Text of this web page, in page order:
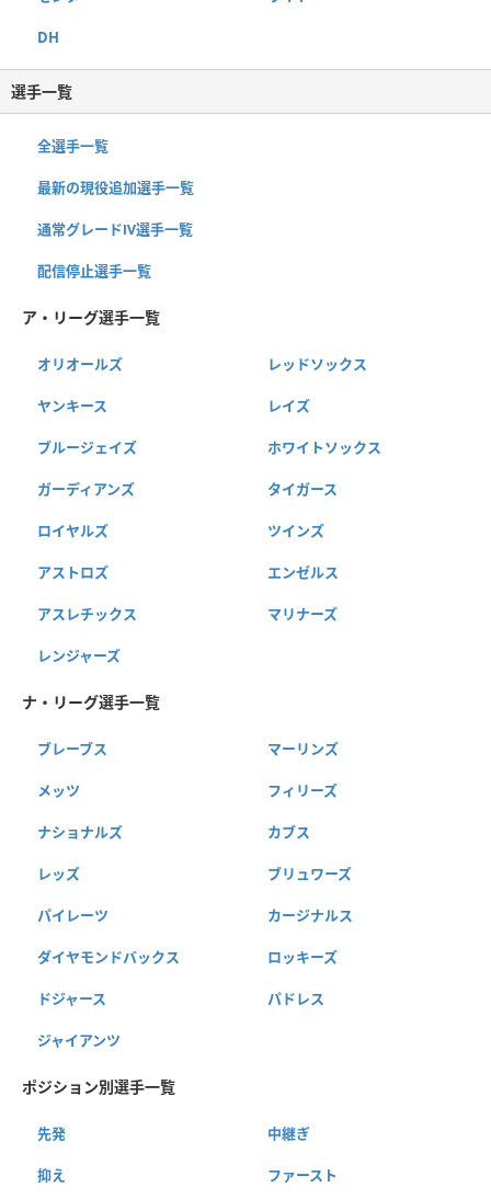
DH
選手一覧
全選手一覧
最新の現役追加選手一覧
通常グレードⅣ選手一覧
配信停止選手一覧
ア・リーグ選手一覧
オリオールズ レッドソックス
ヤンキース レイズ
ブルージェイズ ホワイトソックス
ガーディアンズ タイガース
ロイヤルズ ツインズ
アストロズ エンゼルス
アスレチックス マリナーズ
レンジャーズ
ナ・リーグ選手一覧
ブレーブス マーリンズ
メッツ フィリーズ
ナショナルズ カブス
レッズ ブリュワーズ
パイレーツ カージナルス
ダイヤモンドバックス ロッキーズ
ドジャース パドレス
ジャイアンツ
ポジション別選手一覧
先発 中継ぎ
抑え ファースト